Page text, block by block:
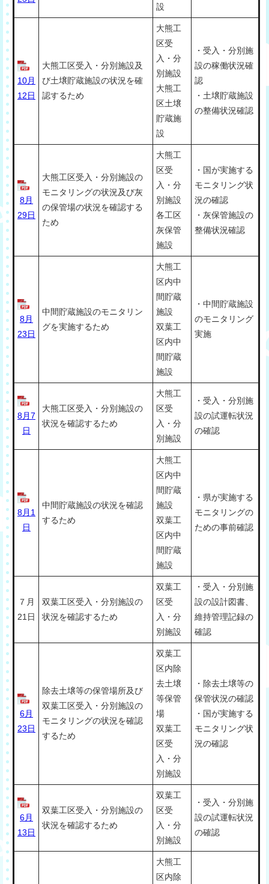
設
10月
12日
大熊工区受入・分別施設及
び土壌貯蔵施設の状況を確
認するため
大熊工
区受
入・分
別施設
大熊工
区土壌
貯蔵施
設
・受入・分別施
設の稼働状況確
認
・土壌貯蔵施設
の整備状況確認
8月
29日
大熊工区受入・分別施設の
モニタリングの状況及び灰
の保管場の状況を確認する
ため
大熊工
区受
入・分
別施設
各工区
灰保管
施設
・国が実施する
モニタリング状
況の確認
・灰保管施設の
整備状況確認
8月
23日
中間貯蔵施設のモニタリン
グを実施するため
大熊工
区内中
間貯蔵
施設
双葉工
区内中
間貯蔵
施設
・中間貯蔵施設
のモニタリング
実施
8月7
日
大熊工区受入・分別施設の
状況を確認するため
大熊工
区受
入・分
別施設
・受入・分別施
設の試運転状況
の確認
8月1
日
中間貯蔵施設の状況を確認
するため
大熊工
区内中
間貯蔵
施設
双葉工
区内中
間貯蔵
施設
・県が実施する
モニタリングの
ための事前確認
７月
21日
双葉工区受入・分別施設の
状況を確認するため
双葉工
区受
入・分
別施設
・受入・分別施
設の設計図書、
維持管理記録の
確認
6月
23日
除去土壌等の保管場所及び
双葉工区受入・分別施設の
モニタリングの状況を確認
するため
双葉工
区内除
去土壌
等保管
場
双葉工
区受
入・分
別施設
・除去土壌等の
保管状況の確認
・国が実施する
モニタリング状
況の確認
6月
13日
双葉工区受入・分別施設の
状況を確認するため
双葉工
区受
入・分
別施設
・受入・分別施
設の試運転状況
の確認
大熊工
区内除